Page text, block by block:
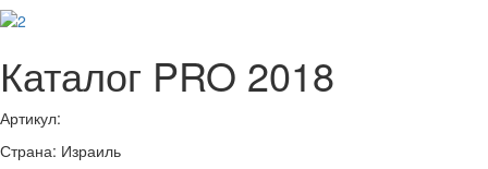
Каталог PRO 2018
Артикул:
Страна: Израиль